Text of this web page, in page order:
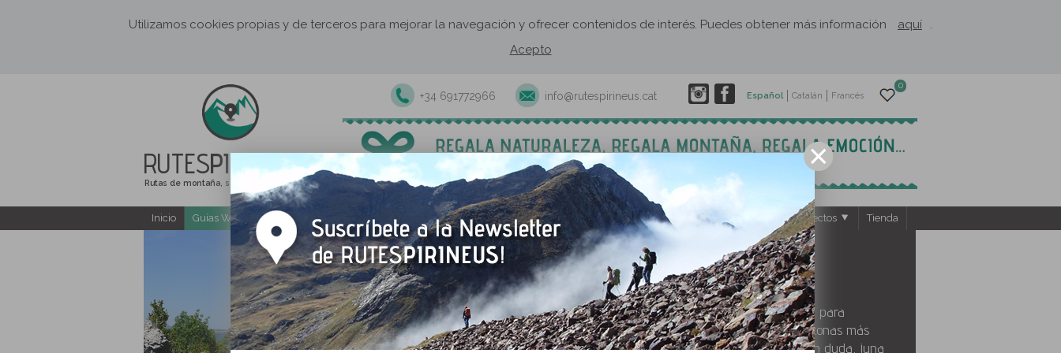
Utilizamos cookies propias y de terceros para mejorar la navegación y ofrecer contenidos de interés. Puedes obtener más información aquí
.
Acepto
RUTESPIRINEUS
Rutas de montaña, senderismo y excursiones
0
Español Catalán Francés
+34 691772966 info@rutespirineus.cat
Inicio Guías Web y PDF gratuitas Excursiones y actividades guiadas Rutas autoguiadas Establecimientos El Rusc: Proyectos Tienda
Sapeira
El núcleo de Sapeira es el punto de partida ideal para
descubrir los secretos de la Terreta, una de las zonas más
desconocidas del Prepirineo catalán, aunque, sin duda, ¡una